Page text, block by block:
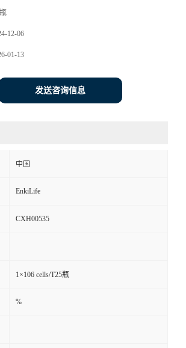
12-06
01-13
发送咨询信息
中国
EnkiLife
CXH00535
1×106 cells/T25瓶
%